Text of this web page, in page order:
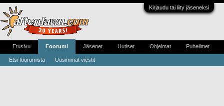
Kirjaudu tai liity jäseneksi
Etusivu Foorumi
Etsi foorumista Uusimmat viestit
Jäsenet Uutiset Ohjelmat Puhelimet